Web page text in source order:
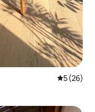
5 av 5 i
5 (26)